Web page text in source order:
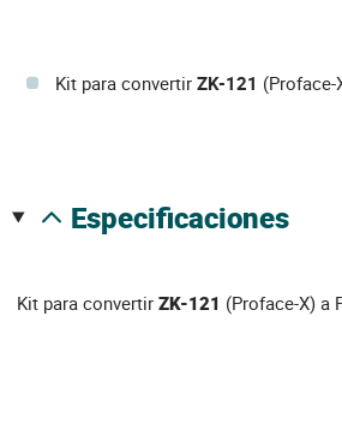
Kit para convertir ZK-121 (Proface-
especificaciones
Kit para convertir ZK-121 (Proface-X) a